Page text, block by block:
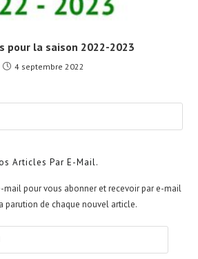
pour la saison 2022-2023
4 septembre 2022
Articles Par E-Mail.
mail pour vous abonner et recevoir par e-mail
parution de chaque nouvel article.